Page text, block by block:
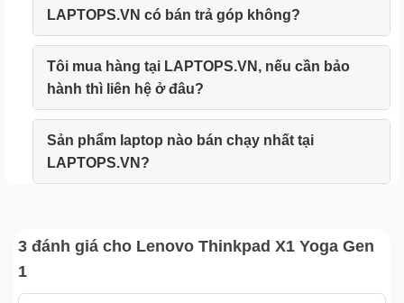
LAPTOPS.VN có bán trả góp không?
Tôi mua hàng tại LAPTOPS.VN, nếu cần bảo
hành thì liên hệ ở đâu?
Sản phẩm laptop nào bán chạy nhất tại
LAPTOPS.VN?
3 đánh giá cho Lenovo Thinkpad X1 Yoga Gen
1